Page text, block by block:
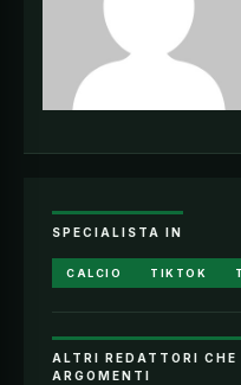
SPECIALISTA IN
CALCIO TIKTOK
ALTRI REDATTORI
ARGOMENTI